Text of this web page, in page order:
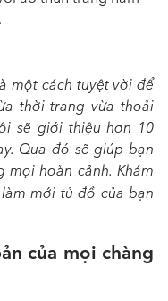
một cách tuyệt vời để
thời trang vừa thoải
sẽ giới thiệu hơn 10
Qua đó sẽ giúp bạn
hoàn cảnh. Khám
mới tủ đồ của bạn
của mọi chàng